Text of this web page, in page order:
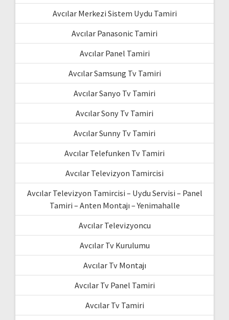
Avcılar Merkezi Sistem Uydu Tamiri
Avcılar Panasonic Tamiri
Avcılar Panel Tamiri
Avcılar Samsung Tv Tamiri
Avcılar Sanyo Tv Tamiri
Avcılar Sony Tv Tamiri
Avcılar Sunny Tv Tamiri
Avcılar Telefunken Tv Tamiri
Avcılar Televizyon Tamircisi
Avcılar Televizyon Tamircisi – Uydu Servisi – Panel
Tamiri – Anten Montajı – Yenimahalle
Avcılar Televizyoncu
Avcılar Tv Kurulumu
Avcılar Tv Montajı
Avcılar Tv Panel Tamiri
Avcılar Tv Tamiri